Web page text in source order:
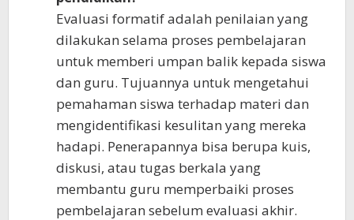
Evaluasi formatif adalah penilaian yang
dilakukan selama proses pembelajaran
untuk memberi umpan balik kepada siswa
dan guru. Tujuannya untuk mengetahui
pemahaman siswa terhadap materi dan
mengidentifikasi kesulitan yang mereka
hadapi. Penerapannya bisa berupa kuis,
diskusi, atau tugas berkala yang
membantu guru memperbaiki proses
pembelajaran sebelum evaluasi akhir.